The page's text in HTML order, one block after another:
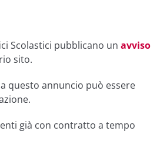
Scolastici pubblicano un avviso
sito.
questo annuncio può essere
già con contratto a tempo